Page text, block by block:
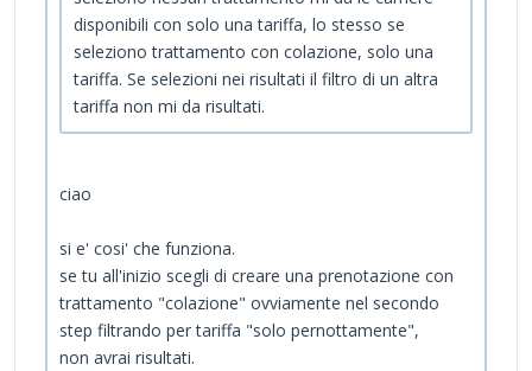
disponibili con solo una tariffa, lo stesso se
seleziono trattamento con colazione, solo una
tariffa. Se selezioni nei risultati il filtro di un altra
tariffa non mi da risultati.
ciao
si e' cosi' che funziona.
se tu all'inizio scegli di creare una prenotazione con
trattamento "colazione" ovviamente nel secondo
step filtrando per tariffa "solo pernottamente",
non avrai risultati.